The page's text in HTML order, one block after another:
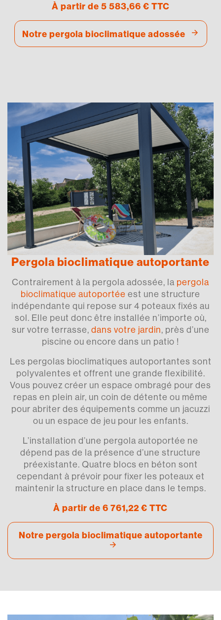
À partir de 5 583,66 € TTC
Notre pergola bioclimatique adossée
Pergola bioclimatique autoportante
Contrairement à la pergola adossée, la pergola
bioclimatique autoportée est une structure
indépendante qui repose sur 4 poteaux fixés au
sol. Elle peut donc être installée n’importe où,
sur votre terrasse, dans votre jardin, près d’une
piscine ou encore dans un patio !
Les pergolas bioclimatiques autoportantes sont
polyvalentes et offrent une grande flexibilité.
Vous pouvez créer un espace ombragé pour des
repas en plein air, un coin de détente ou même
pour abriter des équipements comme un jacuzzi
ou un espace de jeu pour les enfants.
L’installation d’une pergola autoportée ne
dépend pas de la présence d’une structure
préexistante. Quatre blocs en béton sont
cependant à prévoir pour fixer les poteaux et
maintenir la structure en place dans le temps.
À partir de 6 761,22 € TTC
Notre pergola bioclimatique autoportante